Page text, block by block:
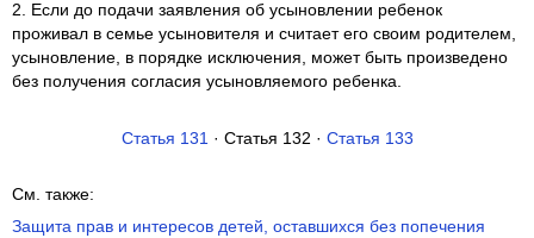
2. Если до подачи заявления об усыновлении ребенок
проживал в семье усыновителя и считает его своим родителем,
усыновление, в порядке исключения, может быть произведено
без получения согласия усыновляемого ребенка.
Статья 131 · Статья 132 · Статья 133
См. также:
Защита прав и интересов детей, оставшихся без попечения